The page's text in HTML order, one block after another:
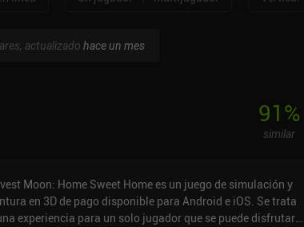
actualizado hace un mes
91%
similar
Moon: Home Sweet Home es un juego de simulación y
en 3D de pago disponible para Android e iOS. Se trata
experiencia para un solo jugador que se puede disfrutar